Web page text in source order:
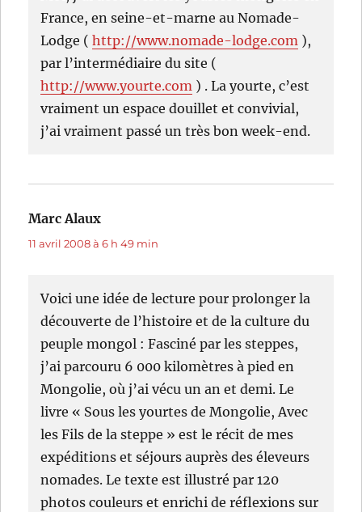
France, en seine-et-marne au Nomade-
Lodge (http://www.nomade-lodge.com ),
par l’intermédiaire du site (
http://www.yourte.com ) . La yourte, c’est
vraiment un espace douillet et convivial,
j’ai vraiment passé un très bon week-end.
Marc Alaux
11 avril 2008 à 6 h 49 min
Voici une idée de lecture pour prolonger la
découverte de l’histoire et de la culture du
peuple mongol : Fasciné par les steppes,
j’ai parcouru 6 000 kilomètres à pied en
Mongolie, où j’ai vécu un an et demi. Le
livre « Sous les yourtes de Mongolie, Avec
les Fils de la steppe » est le récit de mes
expéditions et séjours auprès des éleveurs
nomades. Le texte est illustré par 120
photos couleurs et enrichi de réflexions sur